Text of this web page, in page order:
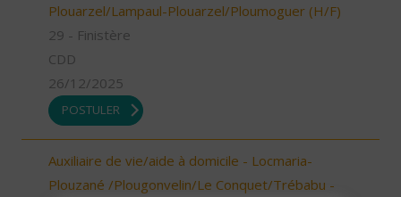
Plouarzel/Lampaul-Plouarzel/Ploumoguer (H/F)
29 - Finistère
CDD
26/12/2025
POSTULER
Auxiliaire de vie/aide à domicile - Locmaria-
Plouzané /Plougonvelin/Le Conquet/Trébabu -